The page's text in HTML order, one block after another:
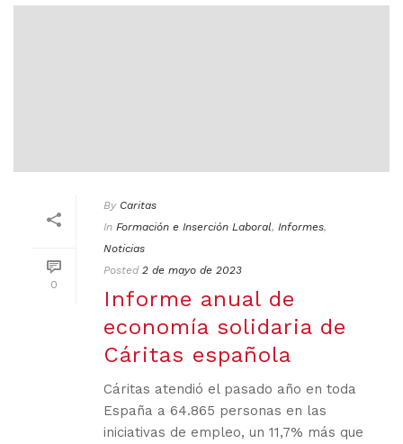
0
By Caritas
In Formación e Inserción Laboral, Informes,
Noticias
Posted 2 de mayo de 2023
Informe anual de
economía solidaria de
Cáritas española
Cáritas atendió el pasado año en toda
España a 64.865 personas en las
iniciativas de empleo, un 11,7% más que